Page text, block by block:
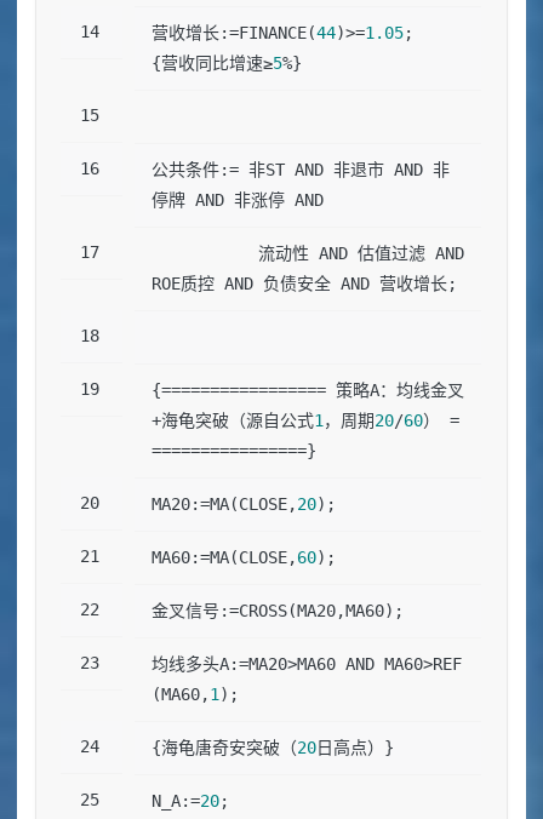
营收增长:=FINANCE(44)>=1.05;
{营收同比增速≥5%}
公共条件:= 非ST AND 非退市 AND 非
停牌 AND 非涨停 AND
           流动性 AND 估值过滤 AND
ROE质控 AND 负债安全 AND 营收增长;
{================= 策略A：均线金叉
+海龟突破（源自公式1 ，周期20/60） =
================}
MA20:=MA(CLOSE,20);
MA60:=MA(CLOSE,60);
金叉信号:=CROSS(MA20,MA60);
均线多头A:=MA20>MA60 AND MA60>REF
(MA60,1 );
{海龟唐奇安突破（20日高点）}
N_A:=20;